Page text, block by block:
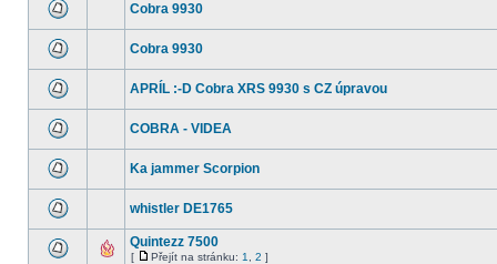
Cobra 9930
Cobra 9930
APRÍL :-D Cobra XRS 9930 s CZ úpravou
COBRA - VIDEA
Ka jammer Scorpion
whistler DE1765
Quintezz 7500
[ Přejít na stránku: 1 2 ]